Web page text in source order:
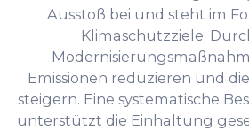
Ausstoß bei und steht im
Klimaschutzziele.
Emissionen reduzieren und
steigern. Eine systematische
unterstützt die Einhaltung